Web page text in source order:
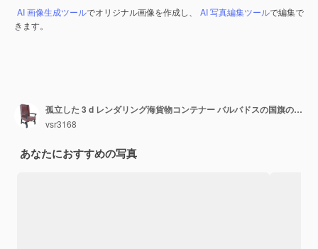
AI 画像生成ツールでオリジナル画像を作成し、 AI 写真編集ツールで編集で
きます。
孤立した 3 d レンダリング海貨物コンテナー バルバドスの国旗のテクスチャを出荷
vsr3168
あなたにおすすめの写真